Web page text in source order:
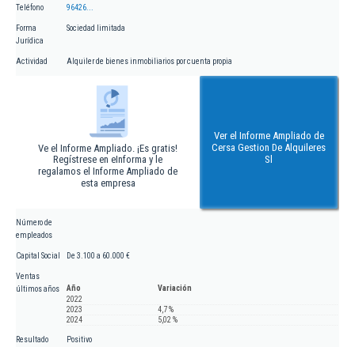
Teléfono 96426...
Forma
Jurídica
Sociedad limitada
Actividad Alquiler de bienes inmobiliarios por cuenta propia
Ve el Informe Ampliado. ¡Es gratis!
Regístrese en eInforma y le
regalamos el Informe Ampliado de
esta empresa
Ver el Informe Ampliado de
Cersa Gestion De Alquileres
Sl
Número de
empleados
Capital Social De 3.100 a 60.000 €
Ventas
últimos años
Año
Variación
2022
2023
4,7 %
2024
5,02 %
Resultado
Positivo